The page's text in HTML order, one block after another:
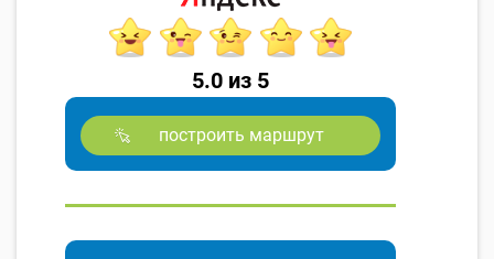
5.0 из 5
построить маршрут